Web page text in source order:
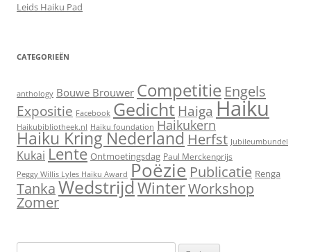
Leids Haiku Pad
CATEGORIEËN
anthology Bouwe Brouwer Competitie Engels
Expositie Facebook Gedicht Haiga Haiku
Haikubibliotheek.nl Haiku foundation Haikukern
Haiku Kring Nederland Herfst Jubileumbundel
Kukai Lente Ontmoetingsdag Paul Merckenprijs
Peggy Willis Lyles Haiku Award Poëzie Publicatie Renga
TankaWedstrijdWinterWorkshop
Zomer